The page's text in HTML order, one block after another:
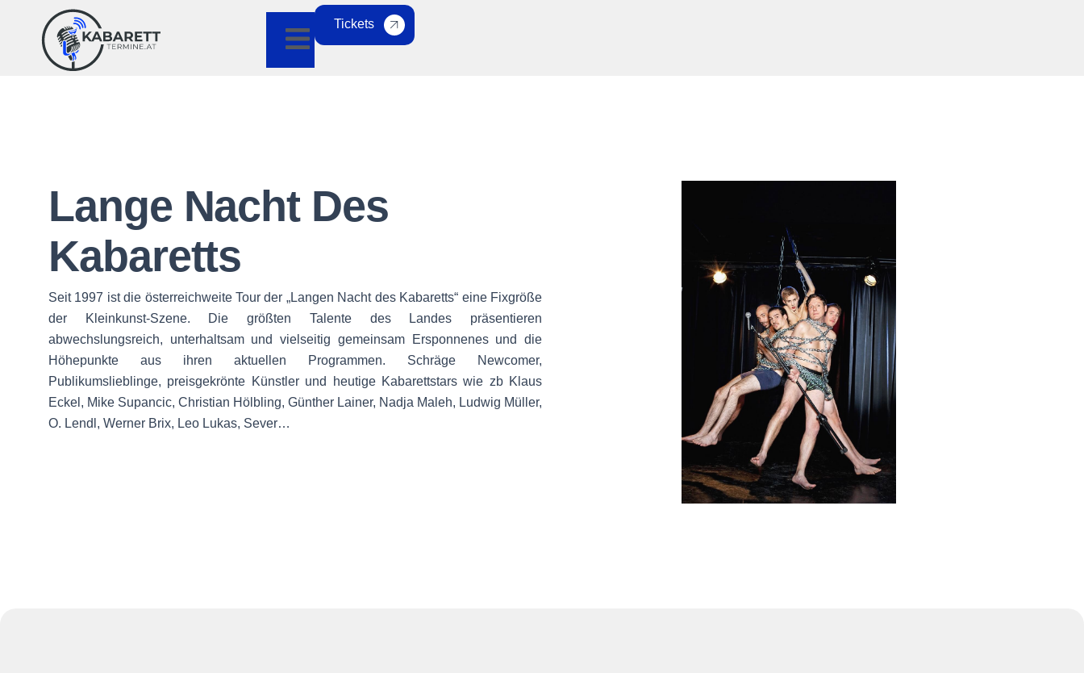
Tickets
Lange Nacht Des
Kabaretts
Seit 1997 ist die österreichweite Tour der „Langen Nacht des Kabaretts“ eine Fixgröße
der Kleinkunst-Szene. Die größten Talente des Landes präsentieren
abwechslungsreich, unterhaltsam und vielseitig gemeinsam Ersponnenes und die
Höhepunkte aus ihren aktuellen Programmen. Schräge Newcomer,
Publikumslieblinge, preisgekrönte Künstler und heutige Kabarettstars wie zb Klaus
Eckel, Mike Supancic, Christian Hölbling, Günther Lainer, Nadja Maleh, Ludwig Müller,
O. Lendl, Werner Brix, Leo Lukas, Sever…